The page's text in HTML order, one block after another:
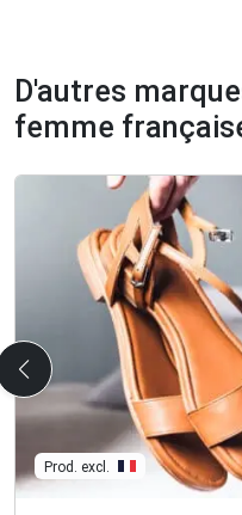
D'autres
femme
Prod. excl.